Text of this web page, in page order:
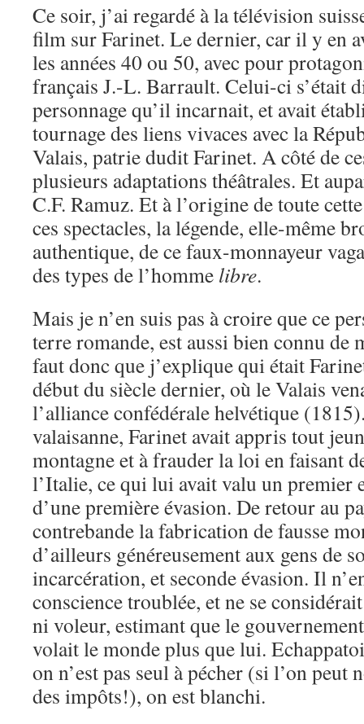
Ce soir, j’ai regardé à la télévision
film sur Farinet. Le dernier, car il y en
les années 40 ou 50, avec pour
français J.-L. Barrault. Celui-ci s’était
personnage qu’il incarnait, et avait
tournage des liens vivaces avec la
Valais, patrie dudit Farinet. A côté de
plusieurs adaptations théâtrales. Et
C.F. Ramuz. Et à l’origine de toute
ces spectacles, la légende, elle-même
authentique, de ce faux-monnayeur
des types de l’homme libre.
Mais je n’en suis pas à croire que ce
terre romande, est aussi bien connu de
faut donc que j’explique qui était
début du siècle dernier, où le Valais
l’alliance confédérale helvétique
valaisanne, Farinet avait appris tout
montagne et à frauder la loi en faisant
l’Italie, ce qui lui avait valu un premier
d’une première évasion. De retour au
contrebande la fabrication de fausse
d’ailleurs généreusement aux gens de
incarcération, et seconde évasion. Il
conscience troublée, et ne se
ni voleur, estimant que le
volait le monde plus que lui.
on n’est pas seul à pécher (si l’on peut
des impôts!), on est blanchi.